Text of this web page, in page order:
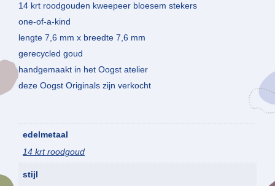
14 krt roodgouden kweepeer bloesem stekers
one-of-a-kind
lengte 7,6 mm x breedte 7,6 mm
gerecycled goud
handgemaakt in het Oogst atelier
deze Oogst Originals zijn verkocht
edelmetaal
14 krt roodgoud
stijl